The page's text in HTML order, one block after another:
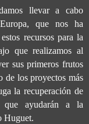
llevar a cabo
que nos ha
recursos para la
que realizamos al
sus primeros frutos
de los proyectos más
la recuperación de
que ayudarán a la
Huguet.